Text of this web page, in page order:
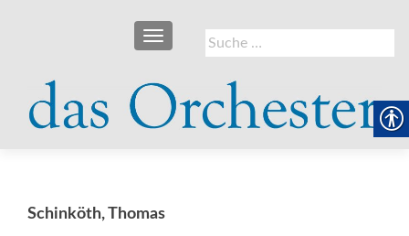
Suche
nach:
SCHALTE NAVIGATION
Schinköth, Thomas